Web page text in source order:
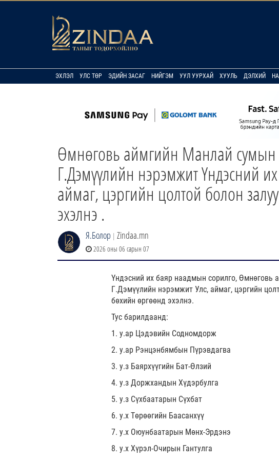
ЭХЛЭЛ УЛС ТӨР ЭДИЙН ЗАСАГ НИЙГЭМ УУЛ УУРХАЙ ХУУЛЬ ДЭЛХИЙ
Өмнөговь аймгийн Манлай
Г.Дэмүүлийн нэрэмжит Үндэсний
аймаг, цэргийн цолтой болон
эхэлнэ .
Я.Болор | Zindaa.mn
2026 оны 06 сарын 07
Үндэсний их баяр наадмын сорилго,
Г.Дэмүүлийн нэрэмжит Улс, аймаг, цэргийн
бөхийн өргөөнд эхэлнэ.
Тус барилдаанд:
1. у.ар Цэдэвийн Содномдорж
2. у.ар Рэнцэнбямбын Пүрэвдагва
3. у.з Баярхүүгийн Бат-Өлзий
4. у.з Доржхандын Хүдэрбулга
5. у.з Сүхбаатарын Сүхбат
6. у.х Төрөөгийн Баасанхүү
7. у.х Оюунбаатарын Мөнх-Эрдэнэ
8. у.х Хүрэл-Очирын Гантулга